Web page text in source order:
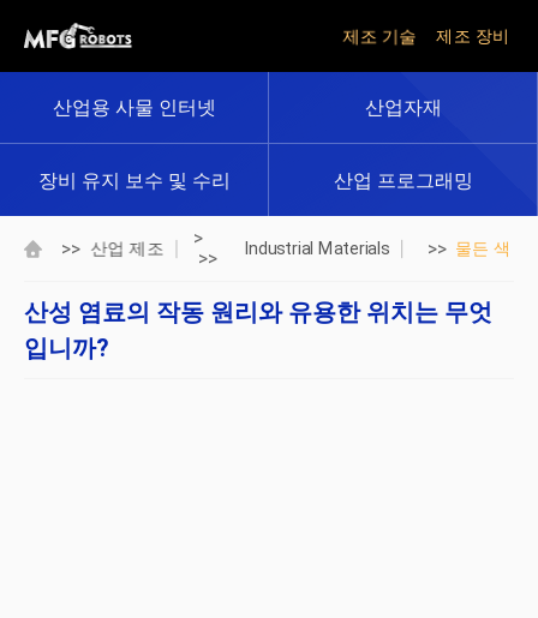
제조 기술 제조 장비
산업용 사물 인터넷 산업자재
장비 유지 보수 및 수리 산업 프로그래밍
>> 산업 제조
>
>>
Industrial Materials >> 물든 색
산성 염료의 작동 원리와 유용한 위치는 무엇
입니까?